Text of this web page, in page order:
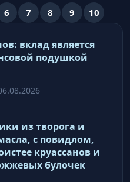
6 7 8 9 10
вклад является
подушкой
из творога и
с повидлом,
круассанов и
булочек